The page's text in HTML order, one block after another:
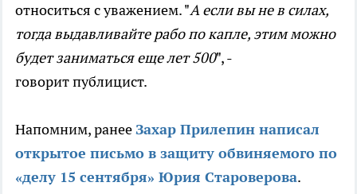
относиться с уважением. "А если вы не в силах,
тогда выдавливайте рабо по капле, этим можно
будет заниматься еще лет 500", -
говорит публицист.
Напомним, ранееЗахар Прилепин написал
открытое письмо в защиту обвиняемого по
«делу 15 сентября» Юрия Староверова.